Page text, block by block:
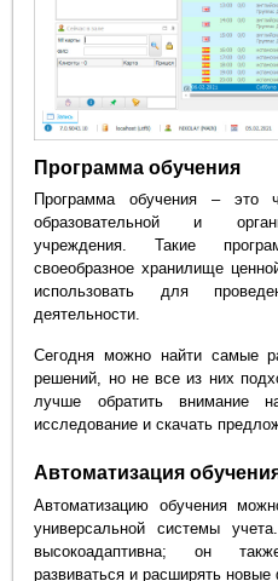
Программа обучения
Программа обучения – это
образовательной и
учреждения. Такие
своеобразное хранилище
использовать для
деятельности.
Сегодня можно найти самые
решений, но не все из них
лучше обратить внимание
исследование и скачать
Автоматизация
Автоматизацию обучения
универсальной системы
высокоадаптивна; он
развиваться и расширять